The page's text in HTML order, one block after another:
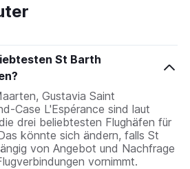
St Barth
Gustavia Saint
Case L'Espérance sind laut
drei beliebtesten Flughäfen für
könnte sich ändern, falls St
von Angebot und Nachfrage
vornimmt.